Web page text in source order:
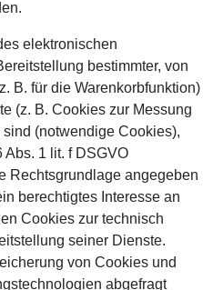
elektronischen
bestimmter, von
B. für die Warenkorbfunktion)
(z. B. Cookies zur Messung
(notwendige Cookies),
Abs. 1 lit. f DSGVO
Rechtsgrundlage angegeben
berechtigtes Interesse an
Cookies zur technisch
seiner Dienste.
von Cookies und
abgefragt